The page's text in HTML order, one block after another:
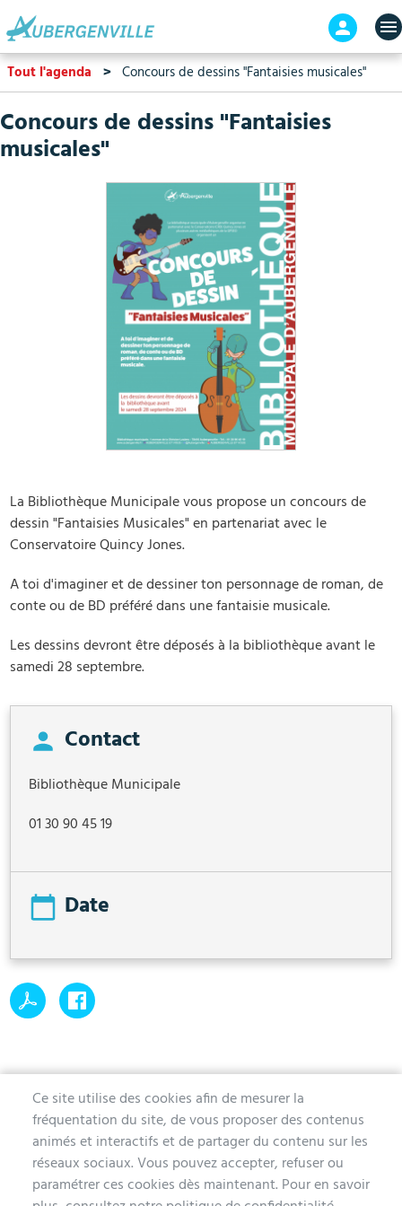
contenu
principal
En-
tête
-
Tout l'agenda Concours de dessins "Fantaisies musicales"
Concours de dessins "Fantaisies
musicales"
La Bibliothèque Municipale vous propose un concours de
dessin "Fantaisies Musicales" en partenariat avec le
Conservatoire Quincy Jones.
A toi d'imaginer et de dessiner ton personnage de roman, de
conte ou de BD préféré dans une fantaisie musicale.
Les dessins devront être déposés à la bibliothèque avant le
samedi 28 septembre.
Contact
Bibliothèque Municipale
01 30 90 45 19
Date
Ce site utilise des cookies afin de mesurer la
fréquentation du site, de vous proposer des contenus
animés et interactifs et de partager du contenu sur les
réseaux sociaux. Vous pouvez accepter, refuser ou
paramétrer ces cookies dès maintenant. Pour en savoir
MAIRIE D'AUBERGENVILLE
1 avenue de la Division Leclerc
78410 Aubergenville